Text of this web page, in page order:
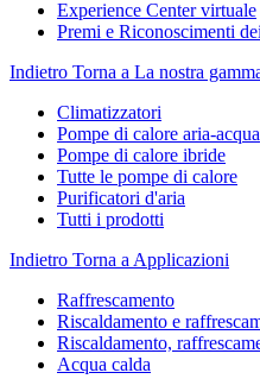
Experience Center virtuale
Premi e Riconoscimenti
Indietro Torna a La nostra
Climatizzatori
Pompe di calore aria-acqua
Pompe di calore ibride
Tutte le pompe di calore
Purificatori d'aria
Tutti i prodotti
Indietro Torna a Applicazioni
Raffrescamento
Riscaldamento e
Riscaldamento,
Acqua calda